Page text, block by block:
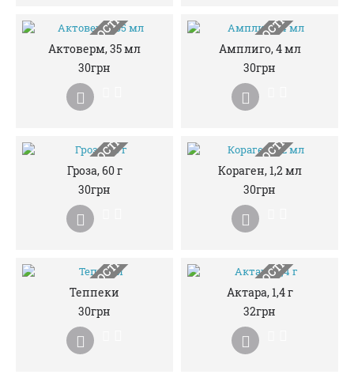
НЕМАЄ В НАЯВНОСТІ
Актоверм, 35 мл
30грн
НЕМАЄ В НАЯВНОСТІ
Амплиго, 4 мл
30грн
НЕМАЄ В НАЯВНОСТІ
Гроза, 60 г
30грн
НЕМАЄ В НАЯВНОСТІ
Кораген, 1,2 мл
30грн
НЕМАЄ В НАЯВНОСТІ
Теппеки
30грн
НЕМАЄ В НАЯВНОСТІ
Актара, 1,4 г
32грн